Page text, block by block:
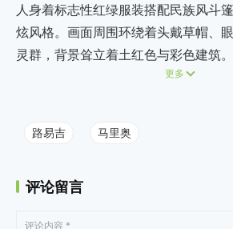
人身着标志性红绿服装搭配民族风斗
炫风格。画面周围环绕着头戴草帽、
灵群，背景耸立着土红色与彩色建筑。
更多
路易吉 马里奥
评论留言